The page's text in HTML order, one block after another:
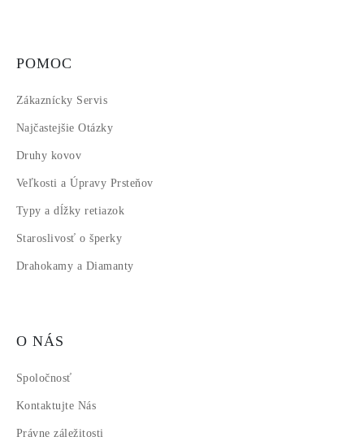
POMOC
Zákaznícky Servis
Najčastejšie Otázky
Druhy kovov
Veľkosti a Úpravy Prsteňov
Typy a dĺžky retiazok
Staroslivosť o šperky
Drahokamy a Diamanty
O NÁS
Spoločnosť
Kontaktujte Nás
Právne záležitosti